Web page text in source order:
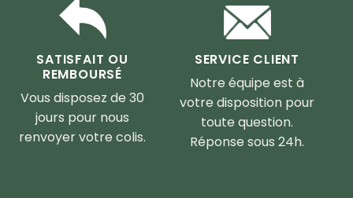
SATISFAIT OU
REMBOURSÉ
Vous disposez de 30
jours pour nous
renvoyer votre colis.
SERVICE CLIENT
Notre équipe est à
votre disposition pour
toute question.
Réponse sous 24h.